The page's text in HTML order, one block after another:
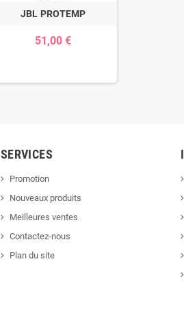
JBL PROTEMP
51,00 €
SERVICES
Promotion
Nouveaux produits
Meilleures ventes
Contactez-nous
Plan du site